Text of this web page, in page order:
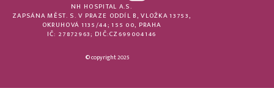
NH HOSPITAL A.S.
ZAPSÁNA MĚST. S. V PRAZE ODDÍL B, VLOŽKA 13753,
OKRUHOVÁ 1135/44; 155 00, PRAHA
IČ: 27872963; DIČ:CZ699004146
© copyright 2025